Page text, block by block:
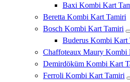
Baxi Kombi Kart
Beretta Kombi Kart Tamiri
Bosch Kombi Kart Tamiri
Buderus Kombi Kart
Chaffoteaux Maury Kombi
Demirdöküm Kombi Kart
Ferroli Kombi Kart Tamiri